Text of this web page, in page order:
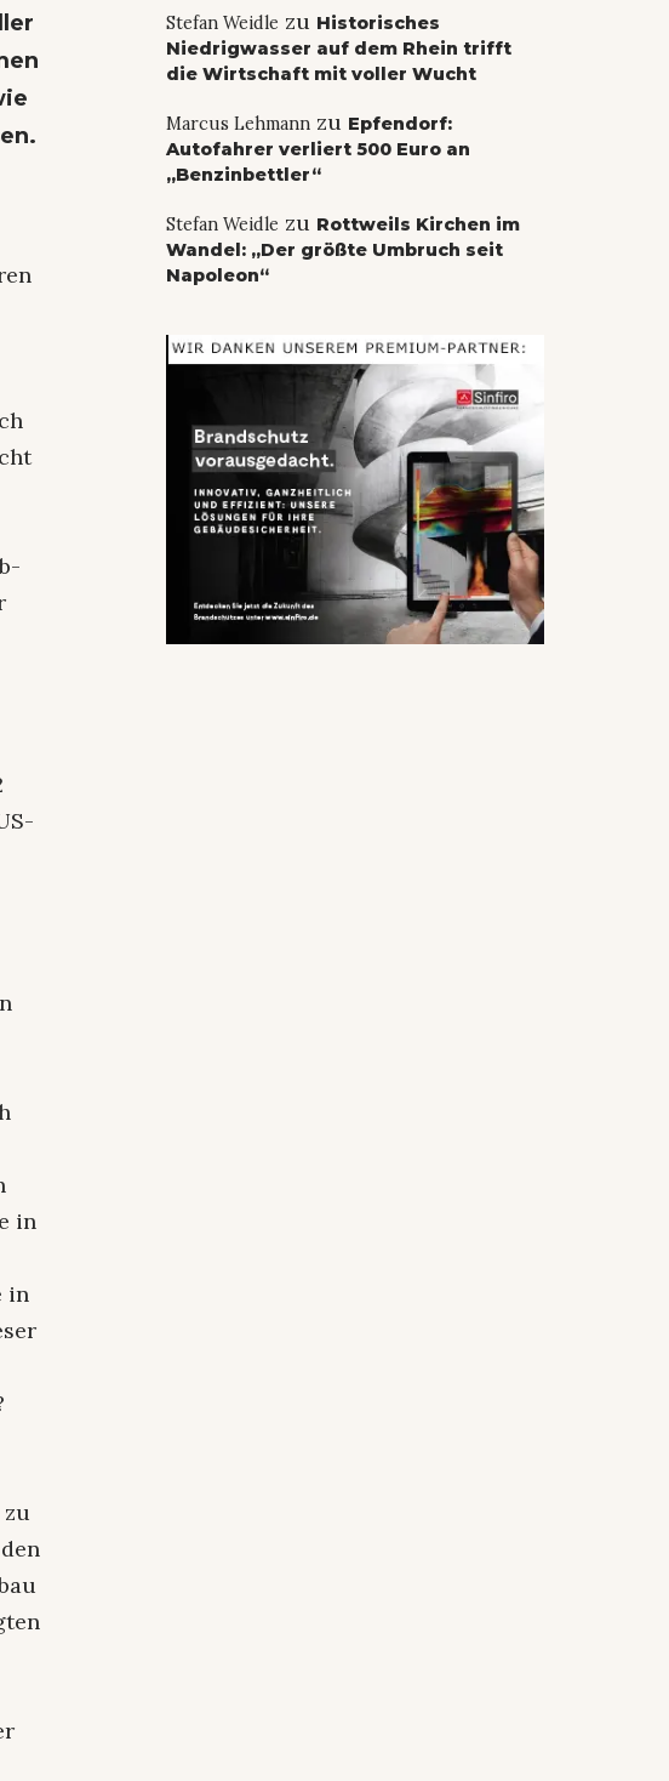
in
in
Stefan Weidle zu Historisches
Niedrigwasser auf dem Rhein trifft
die Wirtschaft mit voller Wucht
Marcus Lehmannzu Epfendorf:
Autofahrer verliert 500 Euro an
„Benzinbettler“
Stefan Weidle zu Rottweils Kirchen im
Wandel: „Der größte Umbruch seit
Napoleon“